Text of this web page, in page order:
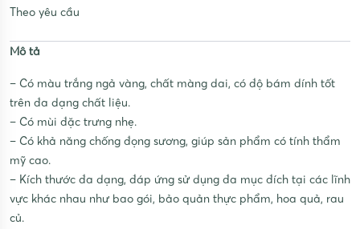
Theo yêu cầu
Mô tả
– Có màu trắng ngả vàng, chất màng dai, có độ bám dính tốt
trên đa dạng chất liệu.
– Có mùi đặc trưng nhẹ.
– Có khả năng chống đọng sương, giúp sản phẩm có tính thẩm
mỹ cao.
– Kích thước đa dạng, đáp ứng sử dụng đa mục đích tại các lĩnh
vực khác nhau như bao gói, bảo quản thực phẩm, hoa quả, rau
củ.